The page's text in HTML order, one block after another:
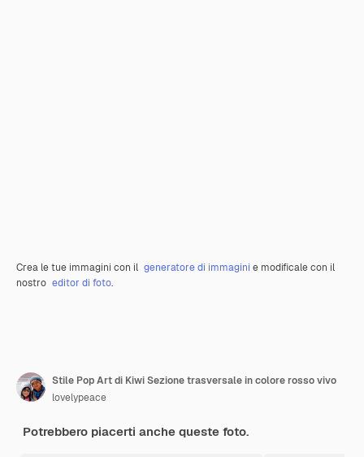
Crea le tue immagini con il generatore di immagini e modificale con il
nostro editor di foto.
Stile Pop Art di Kiwi Sezione trasversale in colore rosso vivo
lovelypeace
Potrebbero piacerti anche queste foto.